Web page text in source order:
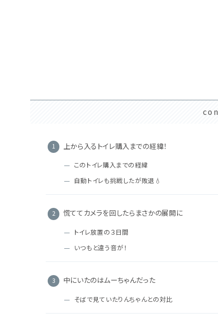
上から入るトイレ購入までの経緯！
このトイレ購入までの経緯
自動トイレも挑戦したが敗退💧
慌ててカメラを回したらまさかの展開に
トイレ放置の３日間
いつもと違う音が！
中にいたのはムーちゃんだった
そばで見ていたりんちゃんとの対比